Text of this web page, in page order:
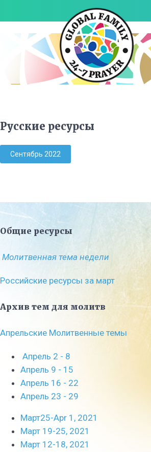
Русские ресурсы
Сентябрь 2022
Общие ресурсы
Молитвенная тема недели
Российские ресурсы за март
Архив тем для молитв
Апрельские Молитвенные темы
Апрель 2 - 8
Апрель 9 - 15
Апрель 16 - 22
Апрель 23 - 29
Март25-Apr 1, 2021
Март 19-25, 2021
Март 12-18, 2021